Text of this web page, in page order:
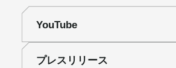
YouTube
プレスリリース